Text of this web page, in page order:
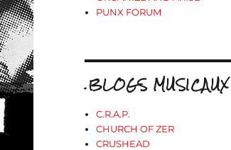
PUNX FORUM
.BLOGS MUSICAUX
C.R.A.P.
CHURCH OF ZER
CRUSHEAD